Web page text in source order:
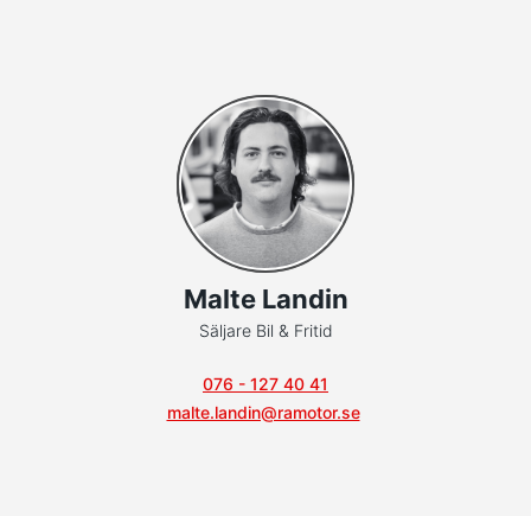
Malte Landin
Säljare Bil & Fritid
076 - 127 40 41
malte.landin@ramotor.se